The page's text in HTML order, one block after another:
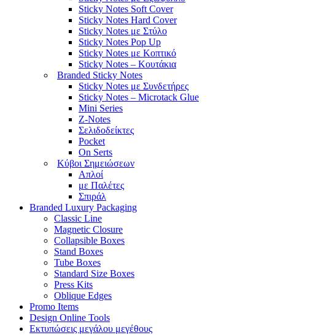
Sticky Notes Soft Cover
Sticky Notes Hard Cover
Sticky Notes με Στύλο
Sticky Notes Pop Up
Sticky Notes με Κοπτικό
Sticky Notes – Κουτάκια
Branded Sticky Notes
Sticky Notes με Συνδετήρες
Sticky Notes – Microtack Glue
Mini Series
Z-Notes
Σελιδοδείκτες
Pocket
On Serts
Κύβοι Σημειώσεων
Απλοί
με Παλέτες
Σπιράλ
Branded Luxury Packaging
Classic Line
Magnetic Closure
Collapsible Boxes
Stand Boxes
Tube Boxes
Standard Size Boxes
Press Kits
Oblique Edges
Promo Items
Design Online Tools
Εκτυπώσεις μεγάλου μεγέθους